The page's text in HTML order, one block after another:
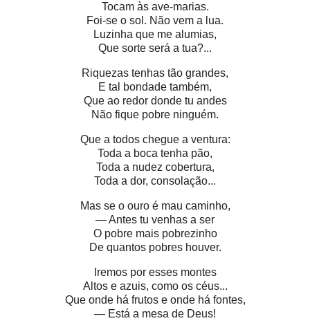
Tocam às ave-marias.
Foi-se o sol. Não vem a lua.
Luzinha que me alumias,
Que sorte será a tua?...
Riquezas tenhas tão grandes,
E tal bondade também,
Que ao redor donde tu andes
Não fique pobre ninguém.
Que a todos chegue a ventura:
Toda a boca tenha pão,
Toda a nudez cobertura,
Toda a dor, consolação...
Mas se o ouro é mau caminho,
— Antes tu venhas a ser
O pobre mais pobrezinho
De quantos pobres houver.
Iremos por esses montes
Altos e azuis, como os céus...
Que onde há frutos e onde há fontes,
— Está a mesa de Deus!